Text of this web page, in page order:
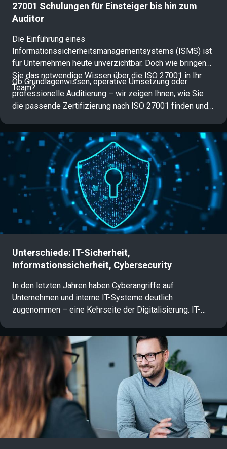
27001 Schulungen für Einsteiger bis hin zum
Auditor
Die Einführung eines
Informationssicherheitsmanagementsystems (ISMS) ist
für Unternehmen heute unverzichtbar. Doch wie bringen
Sie das notwendige Wissen über die ISO 27001 in Ihr
Team?
Ob Grundlagenwissen, operative Umsetzung oder
professionelle Auditierung – wir zeigen Ihnen, wie Sie
die passende Zertifizierung nach ISO 27001 finden und
vorantreiben.
Unterschiede: IT-Sicherheit,
Informationssicherheit, Cybersecurity
In den letzten Jahren haben Cyberangriffe auf
Unternehmen und interne IT-Systeme deutlich
zugenommen – eine Kehrseite der Digitalisierung. IT-
gewinnen daher immer mehr an Bedeutung. Für Nicht-
Experten ist es jedoch oft schwierig, den Überblick über
die unterschiedlichen Begriffe zu behalten. Dieser Artikel
gibt eine kompakte Übersicht über die wichtigsten
Definitionen und Unterschiede.